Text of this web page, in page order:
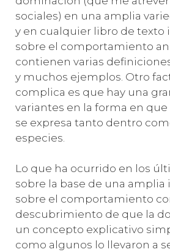
sociales) en una amplia
y en cualquier libro de
sobre el comportamiento
contienen varias
y muchos ejemplos. Otro
complica es que hay una
variantes en la forma en
se expresa tanto dentro
especies.
Lo que ha ocurrido en los
sobre la base de una amplia
sobre el comportamiento
descubrimiento de que la
un concepto explicativo
como algunos lo llevaron a